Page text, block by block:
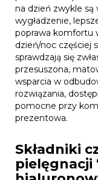
na dzień zwykle
wygładzenie,
poprawa komfortu
dzień/noc częściej
sprawdzają się
przesuszona,
wsparcia w
rozwiązania,
pomocne przy
prezentowa.
Składniki
pielęgnacji